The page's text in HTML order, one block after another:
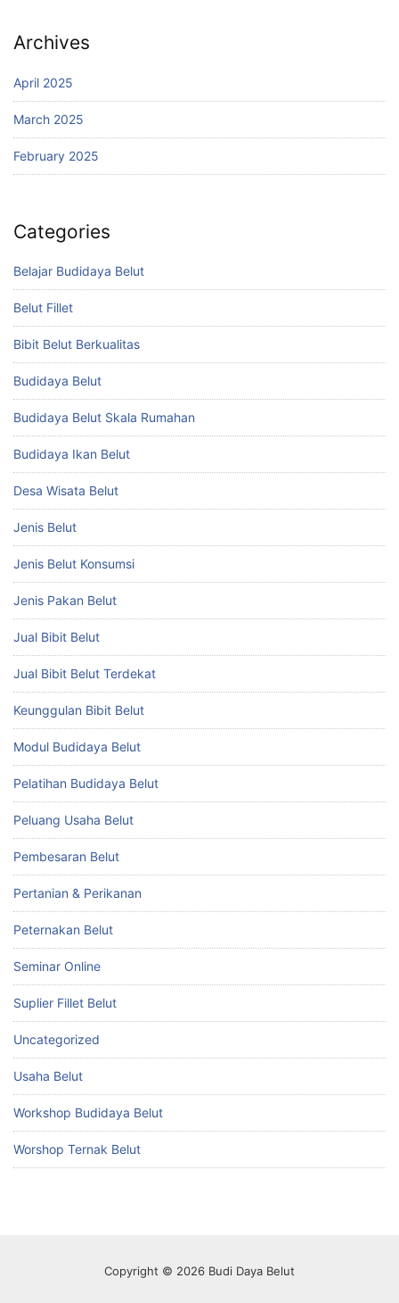
Archives
April 2025
March 2025
February 2025
Categories
Belajar Budidaya Belut
Belut Fillet
Bibit Belut Berkualitas
Budidaya Belut
Budidaya Belut Skala Rumahan
Budidaya Ikan Belut
Desa Wisata Belut
Jenis Belut
Jenis Belut Konsumsi
Jenis Pakan Belut
Jual Bibit Belut
Jual Bibit Belut Terdekat
Keunggulan Bibit Belut
Modul Budidaya Belut
Pelatihan Budidaya Belut
Peluang Usaha Belut
Pembesaran Belut
Pertanian & Perikanan
Peternakan Belut
Seminar Online
Suplier Fillet Belut
Uncategorized
Usaha Belut
Workshop Budidaya Belut
Worshop Ternak Belut
Copyright © 2026 Budi Daya Belut